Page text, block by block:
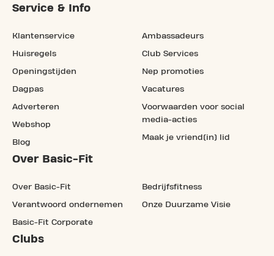
Service & Info
Klantenservice
Huisregels
Openingstijden
Dagpas
Adverteren
Webshop
Blog
Ambassadeurs
Club Services
Nep promoties
Vacatures
Voorwaarden voor social
media-acties
Maak je vriend(in) lid
Over Basic-Fit
Over Basic-Fit
Verantwoord ondernemen
Basic-Fit Corporate
Bedrijfsfitness
Onze Duurzame Visie
Clubs